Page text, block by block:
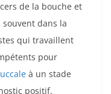
de la bouche et
dans la
qui travaillent
pour
à un stade
positif.